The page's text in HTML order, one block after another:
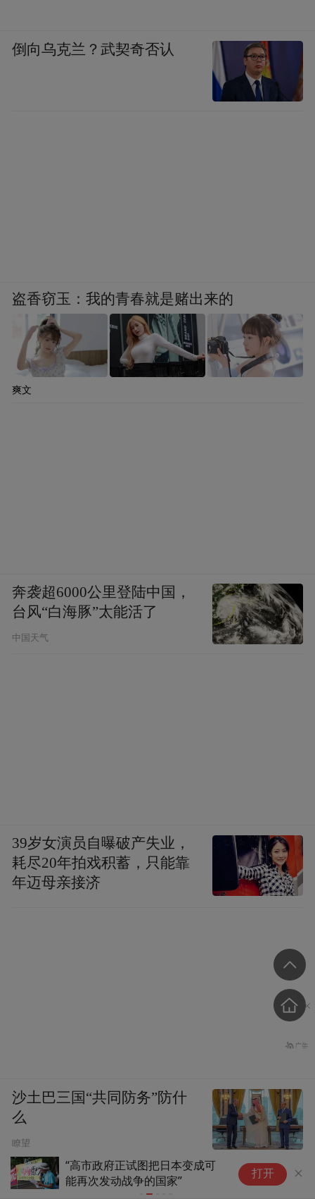
“高市政府正试图把日本变成可
能再次发动战争的国家”
打开
倒向乌克兰？武契奇否认
盗香窃玉：我的青春就是赌出来的
爽文
奔袭超6000公里登陆中国，
台风“白海豚”太能活了
中国天气
39岁女演员自曝破产失业，
耗尽20年拍戏积蓄，只能靠
年迈母亲接济
沙土巴三国“共同防务”防什
么
瞭望